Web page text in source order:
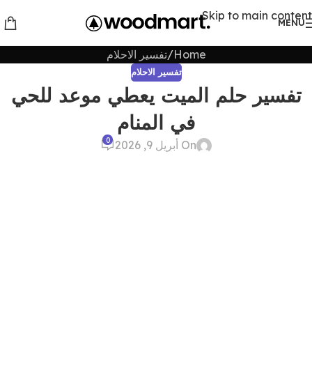
Skip to main content
MENU
Home تفسير الاحلام
تفسير الاحلام
تفسير حلم الميت يعطي موعد للحي
في المنام
On أبريل 9, 2026 0